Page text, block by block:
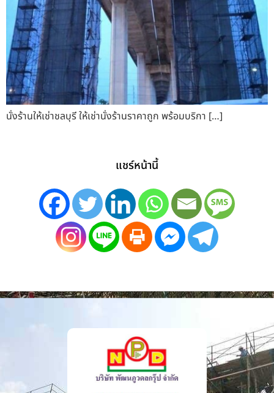
นั่งร้านให้เช่าชลบุรี ให้เช่านั่งร้านราคาถูก พร้อมบริกา […]
แชร์หน้านี้